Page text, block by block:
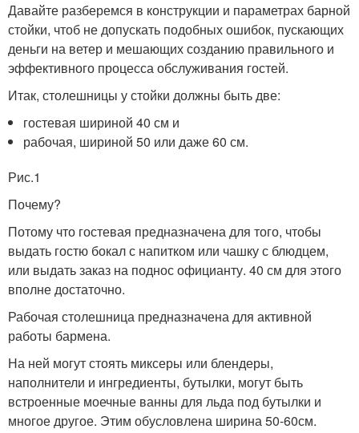
Давайте разберемся в конструкции и параметрах барной
стойки, чтоб не допускать подобных ошибок, пускающих
деньги на ветер и мешающих созданию правильного и
эффективного процесса обслуживания гостей.
Итак, столешницы у стойки должны быть две:
гостевая шириной 40 см и
рабочая, шириной 50 или даже 60 см.
Рис.1
Почему?
Потому что гостевая предназначена для того, чтобы
выдать гостю бокал с напитком или чашку с блюдцем,
или выдать заказ на поднос официанту. 40 см для этого
вполне достаточно.
Рабочая столешница предназначена для активной
работы бармена.
На ней могут стоять миксеры или блендеры,
наполнители и ингредиенты, бутылки, могут быть
встроенные моечные ванны для льда под бутылки и
многое другое. Этим обусловлена ширина 50-60см.